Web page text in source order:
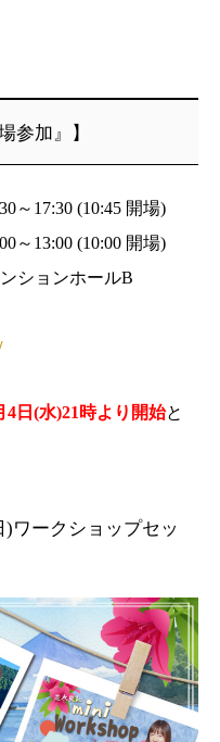
参加』】
～17:30 (10:45 開場)
～13:00 (10:00 開場)
ションホールB
4日(水)21時より開始と
ワークショップセッ